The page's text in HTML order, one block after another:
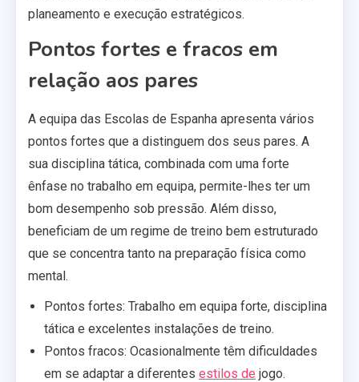
planeamento e execução estratégicos.
Pontos fortes e fracos em
relação aos pares
A equipa das Escolas de Espanha apresenta vários
pontos fortes que a distinguem dos seus pares. A
sua disciplina tática, combinada com uma forte
ênfase no trabalho em equipa, permite-lhes ter um
bom desempenho sob pressão. Além disso,
beneficiam de um regime de treino bem estruturado
que se concentra tanto na preparação física como
mental.
Pontos fortes: Trabalho em equipa forte, disciplina
tática e excelentes instalações de treino.
Pontos fracos: Ocasionalmente têm dificuldades
em se adaptar a diferentes estilos de jogo.